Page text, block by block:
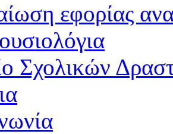
εφορίας
Σχολικών